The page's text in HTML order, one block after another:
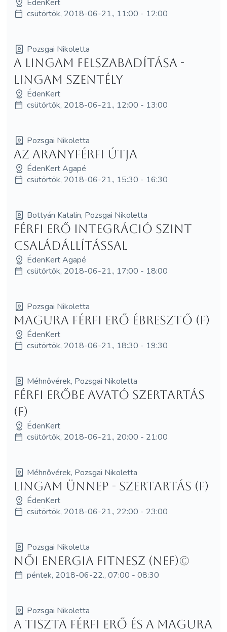
ÉdenKert
csütörtök, 2018-06-21., 11:00 - 12:00
Pozsgai Nikoletta
A Lingam felszabadítása -
Lingam Szentély
ÉdenKert
csütörtök, 2018-06-21., 12:00 - 13:00
Pozsgai Nikoletta
Az AranyFérfi útja
ÉdenKert Agapé
csütörtök, 2018-06-21., 15:30 - 16:30
Bottyán Katalin, Pozsgai Nikoletta
Férfi Erő Integráció SzInT
Családállítással
ÉdenKert Agapé
csütörtök, 2018-06-21., 17:00 - 18:00
Pozsgai Nikoletta
MagUra Férfi Erő Ébresztő (F)
ÉdenKert
csütörtök, 2018-06-21., 18:30 - 19:30
Méhnővérek, Pozsgai Nikoletta
Férfi Erőbe Avató szertartás
(F)
ÉdenKert
csütörtök, 2018-06-21., 20:00 - 21:00
Méhnővérek, Pozsgai Nikoletta
Lingam Ünnep - szertartás (F)
ÉdenKert
csütörtök, 2018-06-21., 22:00 - 23:00
Pozsgai Nikoletta
Női Energia Fitnesz (NEF)©
péntek, 2018-06-22., 07:00 - 08:30
Pozsgai Nikoletta
A Tiszta Férfi Erő és a MagUra